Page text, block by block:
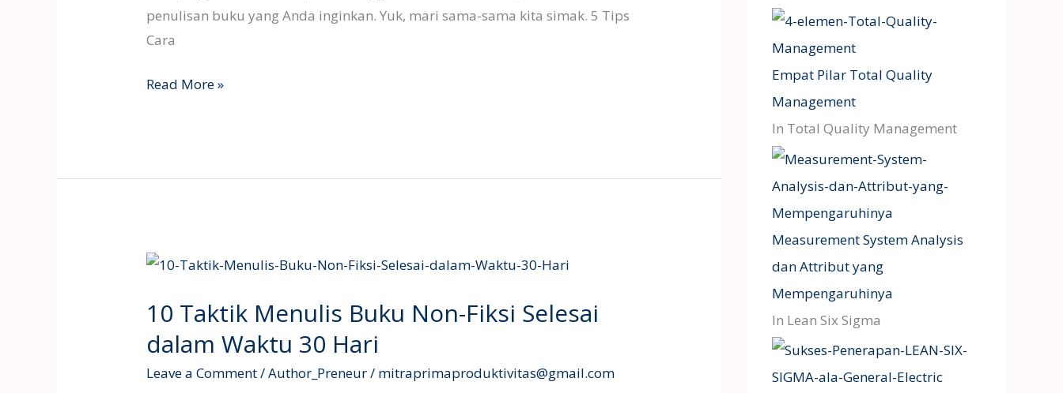
penulisan buku yang Anda inginkan. Yuk, mari sama-sama kita simak. 5 Tips
Cara
Read More »
10 Taktik Menulis Buku Non-Fiksi Selesai
dalam Waktu 30 Hari
Leave a Comment/Author_Preneur/ mitraprimaproduktivitas@gmail.com
10
Menulis
Buku
Empat Pilar Total Quality
Management
In Total Quality Management
Measurement System Analysis
dan Attribut yang
Mempengaruhinya
In Lean Six Sigma